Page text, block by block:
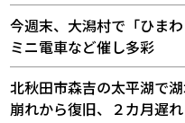
今週末、大潟村で「ひま
ミニ電車など催し多彩
北秋田市森吉の太平湖で
崩れから復旧、２カ月遅れ